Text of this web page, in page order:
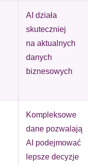
AI działa
skuteczniej
na aktualnych
danych
biznesowych
Kompleksowe
dane pozwalają
AI podejmować
lepsze decyzje